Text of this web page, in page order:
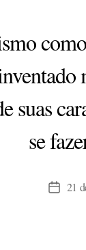
suas
se
Data21